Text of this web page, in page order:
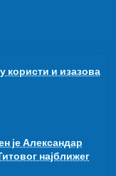
користи и изазова
је Александар
најближег